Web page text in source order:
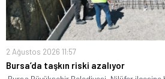
2 Ağustos 2026 11:57
Bursa’da taşkın riski azalıyor